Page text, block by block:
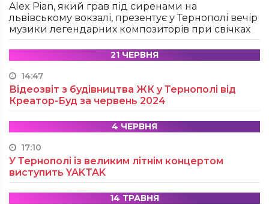
Alex Pian, який грав під сиренами на
львівському вокзалі, презентує у Тернополі вечір
музики легендарних композиторів при свічках
21 ЧЕРВНЯ
14:47
Відеозвіт з будівництва ЖК у Тернополі від
Креатор-Буд за червень 2024
4 ЧЕРВНЯ
17:10
У Тернополі із великим літнім концертом
виступить YAKTAK
14 ТРАВНЯ